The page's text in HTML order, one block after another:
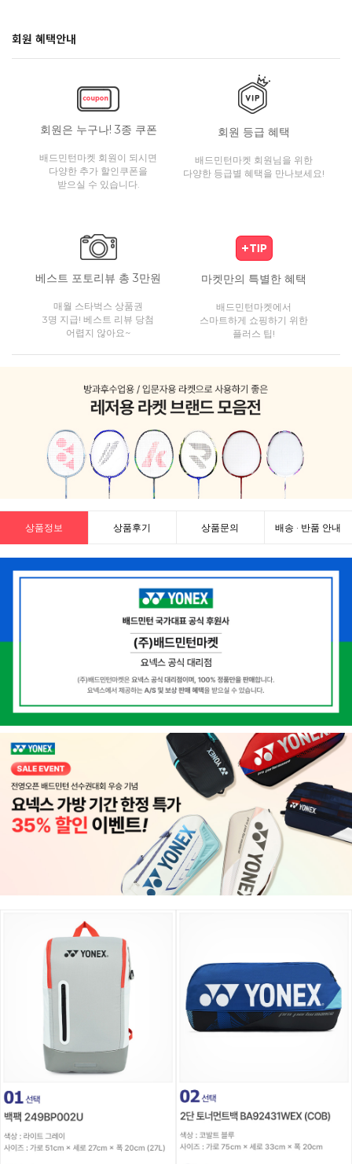
회원 혜택안내
회원은 누구나! 3종 쿠폰
배드민턴마켓 회원이 되시면
다양한 추가 할인쿠폰을
받으실 수 있습니다.
회원 등급 혜택
배드민턴마켓 회원님을 위한
다양한 등급별 혜택을 만나보세요!
베스트 포토리뷰 총 3만원
매월 스타벅스 상품권
3명 지급! 베스트 리뷰 당첨
어렵지 않아요~
마켓만의 특별한 혜택
배드민턴마켓에서
스마트하게 쇼핑하기 위한
플러스 팁!
상품정보 상품후기 상품문의 배송 · 반품 안내